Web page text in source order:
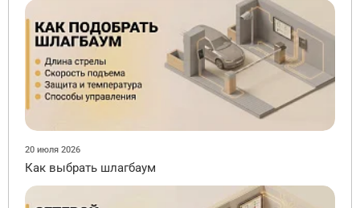
20 июля 2026
Как выбрать шлагбаум